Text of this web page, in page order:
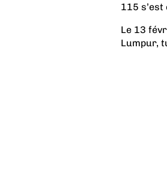
115
Le 13
Lumpur,